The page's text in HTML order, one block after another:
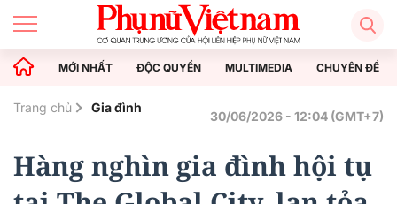
MỚI NHẤT ĐỘC QUYỀN MULTIMEDIA CHUYÊN ĐỀ
Trang chủ Gia đình
30/06/2026 - 12:04 (GMT+7)
Hàng nghìn gia đình hội tụ